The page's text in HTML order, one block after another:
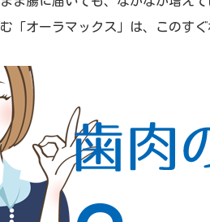
「オーラマックス」は、このす